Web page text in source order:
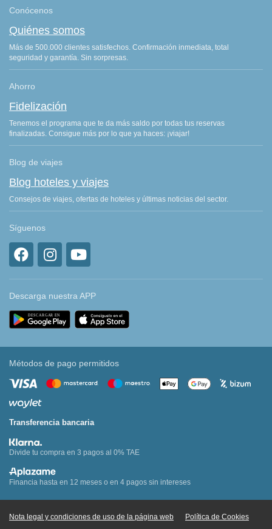
Conócenos
Quiénes somos
Más de 500.000 clientes satisfechos. Confirmación inmediata, total
seguridad y garantía. Sin sorpresas.
Ahorro
Fidelización
Tenemos el programa que te da más saldo por todas tus reservas
finalizadas. Consigue más por lo que ya haces: ¡viajar!
Blog de viajes
Blog hoteles y viajes
Consejos de viajes, ofertas de hoteles y últimas noticias del sector.
Síguenos
Descarga nuestra APP
Métodos de pago permitidos
Transferencia bancaria
Divide tu compra en 3 pagos al 0% TAE
Financia hasta en 12 meses o en 4 pagos sin intereses
Nota legal y condiciones de uso de la página web Política de Cookies